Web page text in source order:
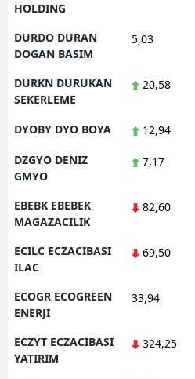
HOLDING
DURDO DURAN
DOGAN BASIM
5,03
DURKN DURUKAN
SEKERLEME
20,58
DYOBY DYO BOYA 12,94
DZGYO DENIZ
GMYO
7,17
EBEBK EBEBEK
MAGAZACILIK
82,60
ECILC ECZACIBASI
ILAC
69,50
ECOGR ECOGREEN
ENERJI
33,94
ECZYT ECZACIBASI
YATIRIM
324,25